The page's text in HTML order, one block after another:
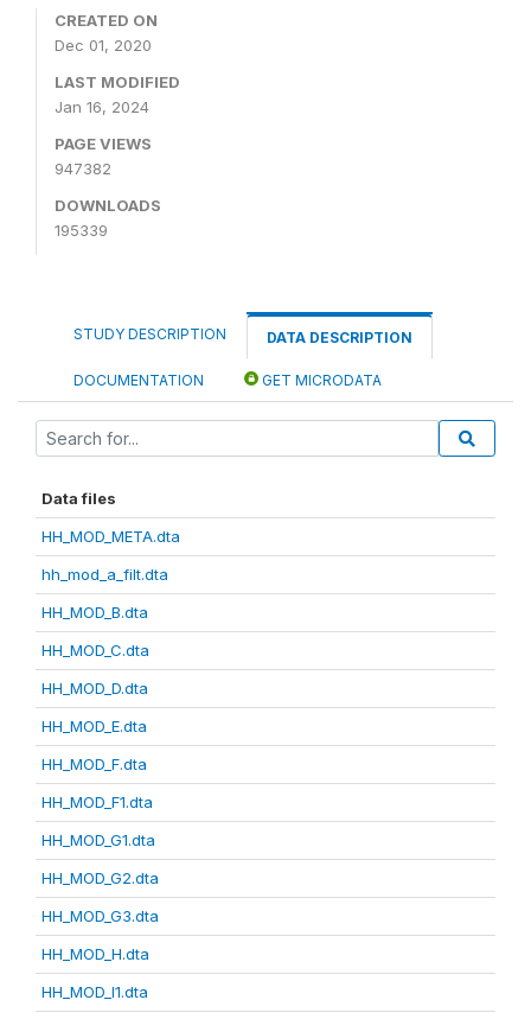
CREATED ON
Dec 01, 2020
LAST MODIFIED
Jan 16, 2024
PAGE VIEWS
947382
DOWNLOADS
195339
STUDY DESCRIPTION DATA DESCRIPTION
DOCUMENTATION GET MICRODATA
Data files
HH_MOD_META.dta
hh_mod_a_filt.dta
HH_MOD_B.dta
HH_MOD_C.dta
HH_MOD_D.dta
HH_MOD_E.dta
HH_MOD_F.dta
HH_MOD_F1.dta
HH_MOD_G1.dta
HH_MOD_G2.dta
HH_MOD_G3.dta
HH_MOD_H.dta
HH_MOD_I1.dta